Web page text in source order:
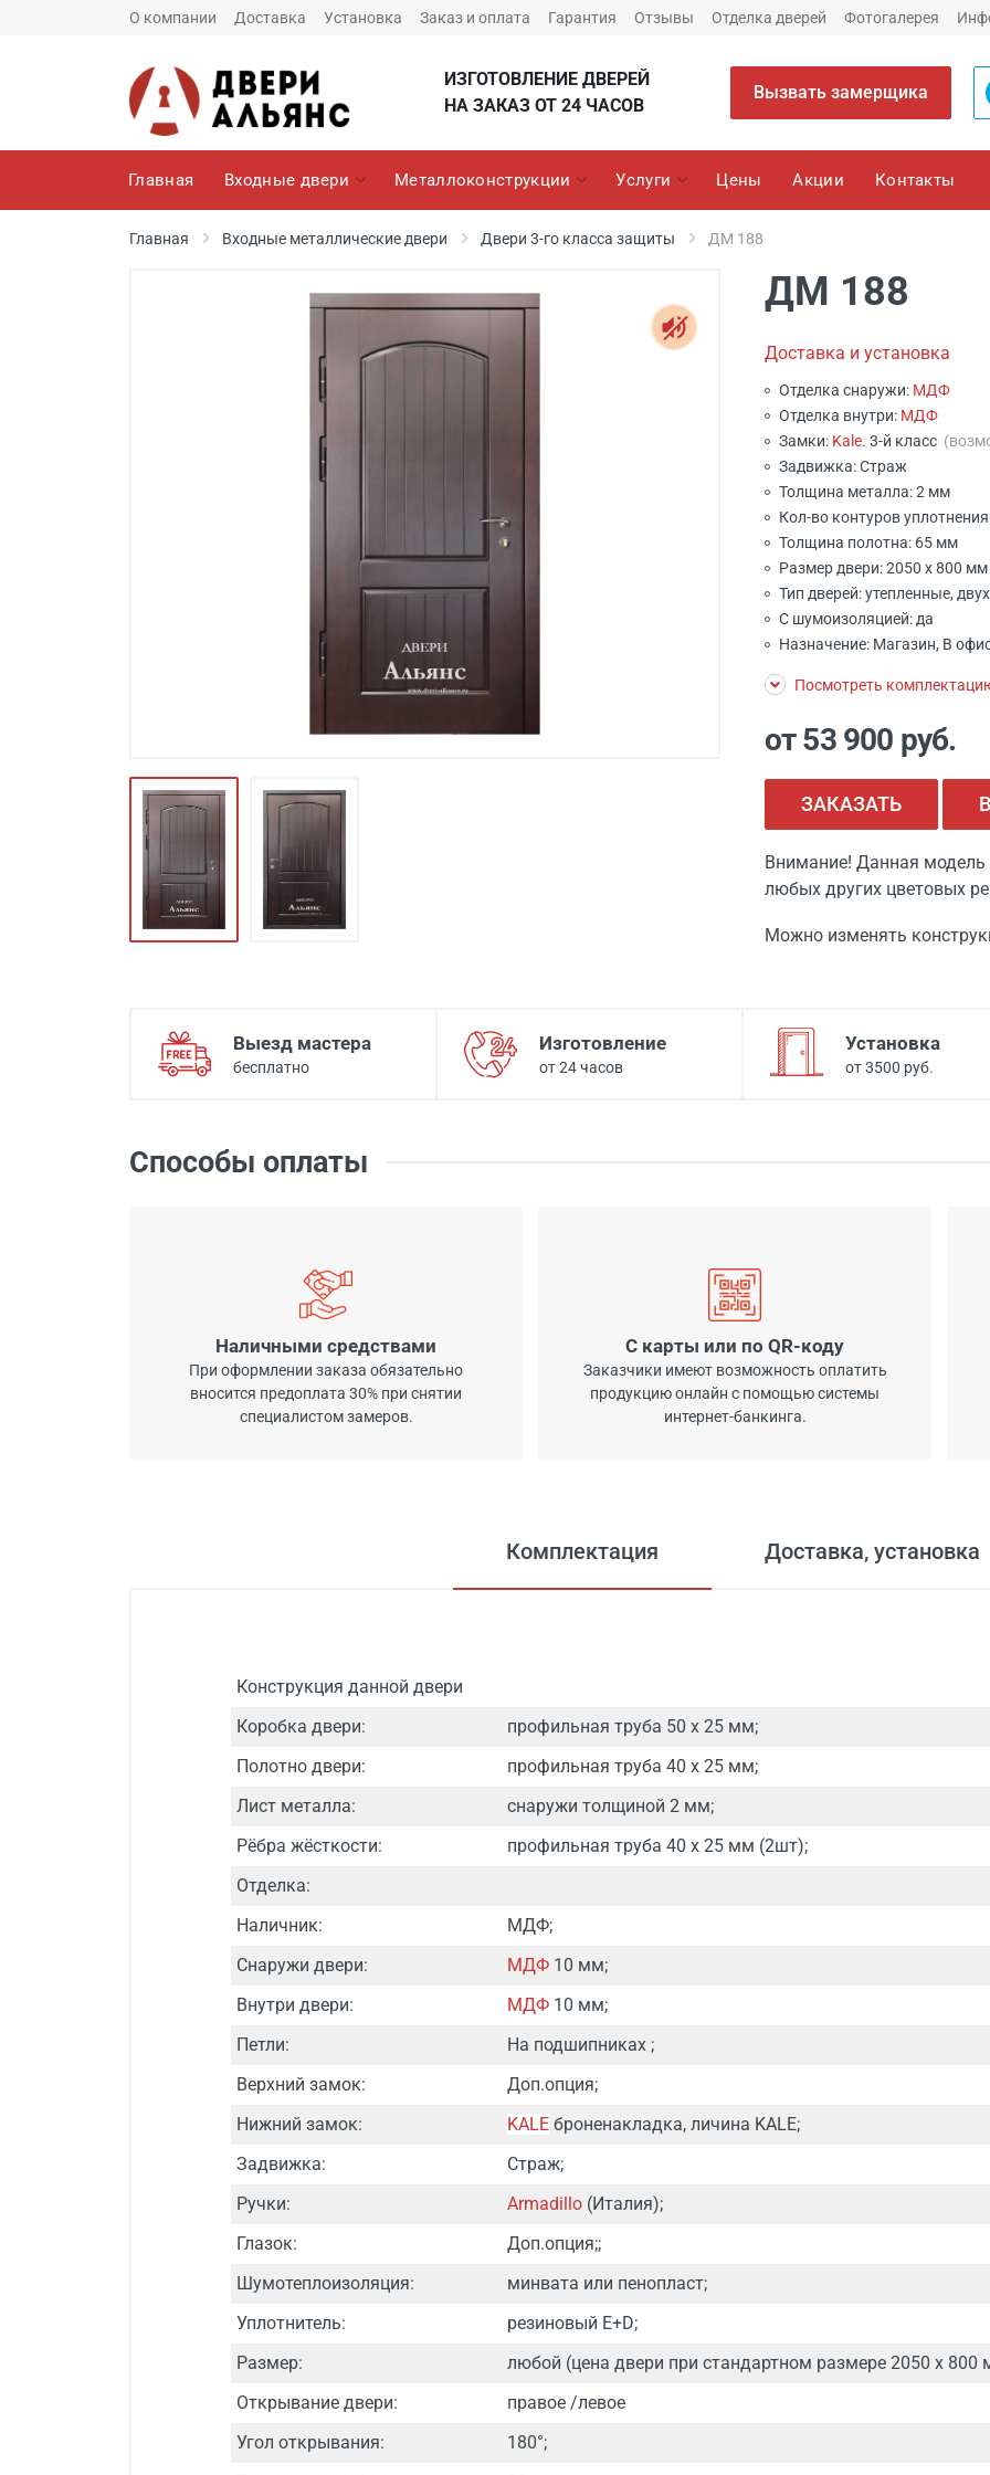
О компании Доставка Установка Заказ и оплата Гарантия Отзывы Отделка дверей Фотогалерея
ИЗГОТОВЛЕНИЕ ДВЕРЕЙ
НА ЗАКАЗ ОТ 24 ЧАСОВ
Вызвать замерщика
Главная Входные двери Металлоконструкции Услуги Цены Акции Контакты
Главная Входные металлические двери Двери 3-го класса защиты ДМ 188
ДМ 188
Доставка и установка
Отделка снаружи: МДФ
Отделка внутри: МДФ
Замки: Kale. 3-й класс
Задвижка: Страж
Толщина металла: 2 мм
Кол-во контуров
Толщина полотна: 65 мм
Размер двери: 2050 x 800
Тип дверей: утепленные,
С шумоизоляцией: да
Назначение: Магазин, В
Посмотреть
от 53 900 руб.
ЗАКАЗАТЬ
Внимание! Данная модель
любых других цветовых
Можно изменять
Выезд мастера
бесплатно
Изготовление
от 24 часов
Установка
от 3500 руб.
Способы оплаты
Наличными средствами
При оформлении заказа обязательно
вносится предоплата 30% при снятии
специалистом замеров.
С карты или по QR-коду
Заказчики имеют возможность оплатить
продукцию онлайн с помощью системы
интернет-банкинга.
Комплектация Доставка, установка
Конструкция данной двери
Коробка двери:
профильная труба 50 х 25 мм;
Полотно двери:
профильная труба 40 х 25 мм;
Лист металла:
снаружи толщиной 2 мм;
Рёбра жёсткости:
профильная труба 40 х 25 мм (2шт);
Отделка:
Наличник:
МДФ;
Снаружи двери:
МДФ 10 мм;
Внутри двери:
МДФ 10 мм;
Петли:
На подшипниках ;
Верхний замок:
Доп.опция;
Нижний замок:
KALE броненакладка, личина KALE;
Задвижка:
Страж;
Ручки:
Armadillo (Италия);
Глазок:
Доп.опция;;
Шумотеплоизоляция:
минвата или пенопласт;
Уплотнитель:
резиновый E+D;
Размер:
любой (цена двери при стандартном размере 2050 х 800
Открывание двери:
правое /левое
Угол открывания:
180°;